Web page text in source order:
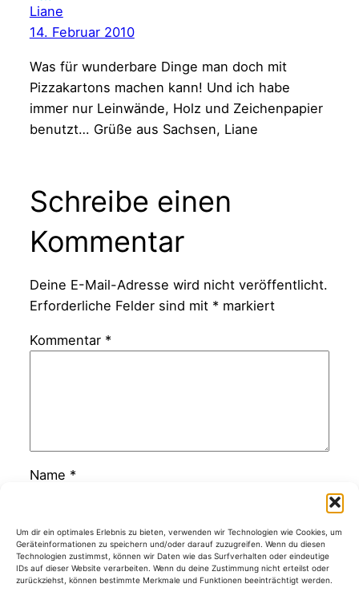
Um dir ein optimales Erlebnis zu bieten, verwenden wir Technologien wie Cookies, um
Geräteinformationen zu speichern und/oder darauf zuzugreifen. Wenn du diesen
Technologien zustimmst, können wir Daten wie das Surfverhalten oder eindeutige
IDs auf dieser Website verarbeiten. Wenn du deine Zustimmung nicht erteilst oder
zurückziehst, können bestimmte Merkmale und Funktionen beeinträchtigt werden.
Liane
14. Februar 2010
Was für wunderbare Dinge man doch mit
Pizzakartons machen kann! Und ich habe
immer nur Leinwände, Holz und Zeichenpapier
benutzt… Grüße aus Sachsen, Liane
Schreibe einen
Kommentar
Deine E-Mail-Adresse wird nicht veröffentlicht.
Erforderliche Felder sind mit *markiert
Kommentar *
Name *
E-Mail-Adresse*
Website